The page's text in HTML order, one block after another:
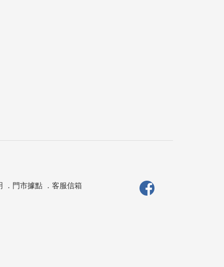
． 門市據點． 客服信箱